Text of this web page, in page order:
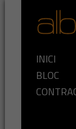
INICI
BLOC